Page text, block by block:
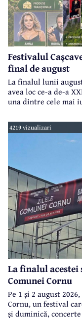
Festivalul
final de august
La finalul lunii
avea loc ce-a de-a
una dintre cele mai
4219 vizualizari
La finalul acestei
Comunei Cornu
Pe 1 și 2 august
Cornu, un festival
și duminică,